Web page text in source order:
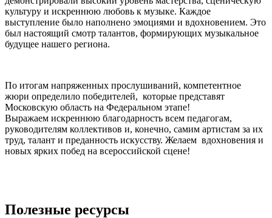
культуру и искреннюю любовь к музыке. Каждое
выступление было наполнено эмоциями и вдохновением. Это
был настоящий смотр талантов, формирующих музыкальное
будущее нашего региона.
По итогам напряженных прослушиваний, компетентное
жюри определило победителей, которые представят
Московскую область на Федеральном этапе!
Выражаем искреннюю благодарность всем педагогам,
руководителям коллективов и, конечно, самим артистам за их
труд, талант и преданность искусству. Желаем вдохновения и
новых ярких побед на всероссийской сцене!
Полезные ресурсы